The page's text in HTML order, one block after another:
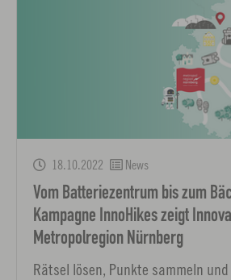
18.10.2022 News
Vom Batteriezentrum bis zum
Kampagne InnoHikes zeigt
Metropolregion Nürnberg
Rätsel lösen, Punkte sammeln und